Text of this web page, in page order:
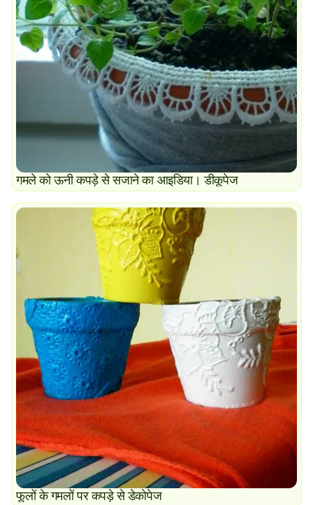
गमले को ऊनी कपड़े से सजाने का आइडिया। डीकूपेज
फूलों के गमलों पर कपड़े से डेकोपेज